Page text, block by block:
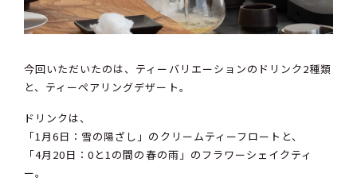
今回いただいたのは、ティーバリエーションのドリンク2種類
と、ティーペアリングデザート。
ドリンクは、
「1月6日：雪の陽ざし」のクリームティーフロートと、
「4月20日：0と1の間の春の雨」のフラワーシェイクティ
ー。